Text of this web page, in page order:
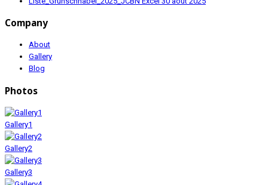
Company
About
Gallery
Blog
Photos
Gallery1
Gallery2
Gallery3